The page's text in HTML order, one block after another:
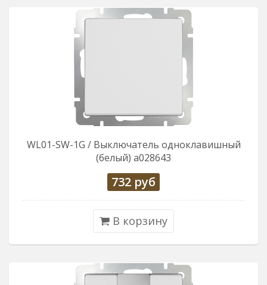
WL01-SW-1G / Выключатель одноклавишный
(белый) a028643
732 руб
В корзину